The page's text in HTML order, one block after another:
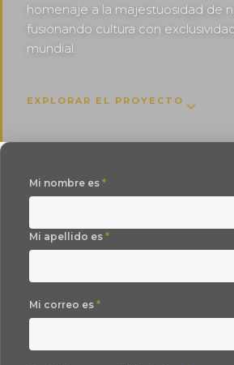
homenaje a la majestuosidad de
fusionando cultura con
mundial.
EXPLORAR EL PROYECTO
Mi nombre es *
Mi apellido es *
Mi correo es *